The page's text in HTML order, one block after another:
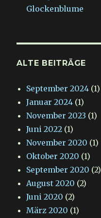
Glockenblume
ALTE BEITRÄGE
September 2024 (1)
Januar 2024 (1)
November 2023 (1)
Juni 2022 (1)
November 2020 (1)
Oktober 2020 (1)
September 2020 (2)
August 2020 (2)
Juni 2020 (2)
März 2020 (1)